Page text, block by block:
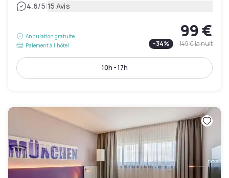
4.6/5|15 Avis
Annulation gratuite
Paiement à l'hôtel
99 €
-34% 149 €la nuit
10h - 17h